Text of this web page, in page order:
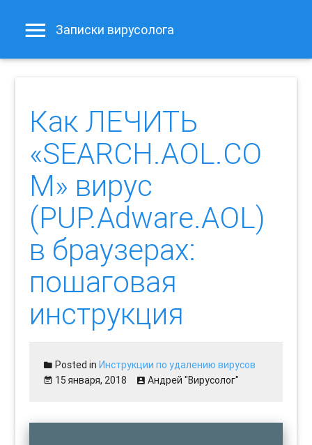
Записки вирусолога
Как ЛЕЧИТЬ
«SEARCH.AOL.CO
M» вирус
(PUP.Adware.AOL)
в браузерах:
пошаговая
инструкция
Posted inИнструкции по удалению вирусов
15 января, 2018
Андрей "Вирусолог"